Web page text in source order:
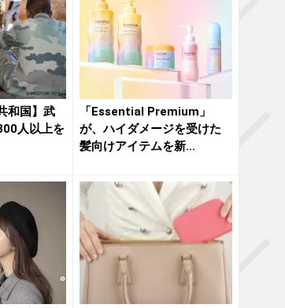
和国】武
人以上を
「Essential Premium」
が、ハイダメージを受けた
髪向けアイテムを新...